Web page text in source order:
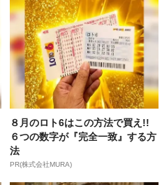
８月のロト6はこの方法で買え!!
６つの数字が『完全一致』する方
法
PR(株式会社MURA)